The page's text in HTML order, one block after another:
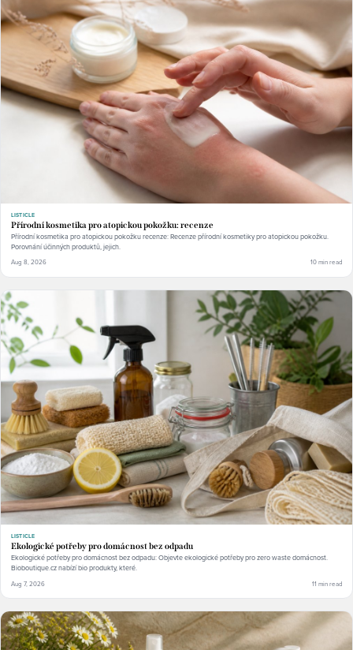
LISTICLE
Přírodní kosmetika pro atopickou pokožku: recenze
Přírodní kosmetika pro atopickou pokožku recenze: Recenze přírodní kosmetiky pro atopickou pokožku.
Porovnání účinných produktů, jejich.
Aug 8, 2026 10 min read
LISTICLE
Ekologické potřeby pro domácnost bez odpadu
Ekologické potřeby pro domácnost bez odpadu: Objevte ekologické potřeby pro zero waste domácnost.
Bioboutique.cz nabízí bio produkty, které.
Aug 7, 2026 11 min read